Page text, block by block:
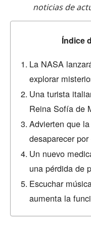
noticias de
Índice
La NASA
explorar
Una turista
Reina Sofía de
Advierten que
desaparecer
Un nuevo
una pérdida de
Escuchar
aumenta la